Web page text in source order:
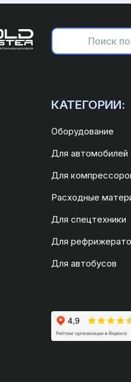
КАТЕГОРИИ:
Оборудование
Для автомобилей
Для
Расходные
Для спецтехники
Для
Для автобусов